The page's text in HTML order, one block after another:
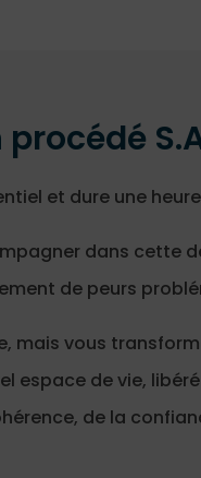
et dure une
dans cette
de peurs
mais vous
espace de vie,
de la